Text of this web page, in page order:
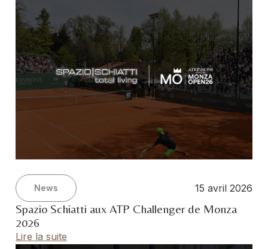
News 15 avril 2026
Spazio Schiatti aux ATP Challenger de Monza
2026
Lire la suite